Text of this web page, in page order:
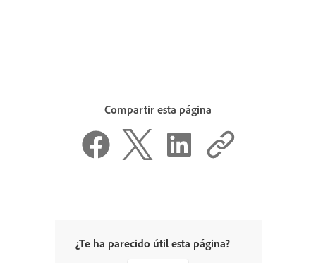
Compartir esta página
¿Te ha parecido útil esta página?